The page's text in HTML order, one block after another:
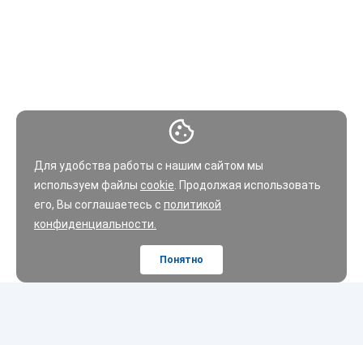
Для удобства работы с нашим сайтом мы
используем файлы cookie . Продолжая использовать
его, Вы соглашаетесь с политикой
конфиденциальности.
Понятно